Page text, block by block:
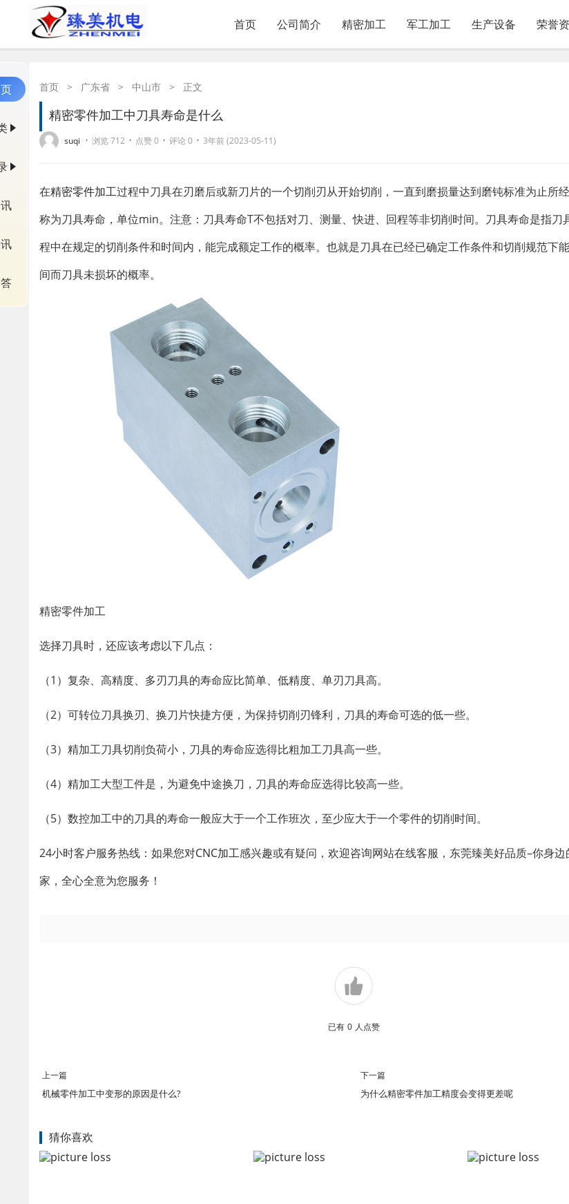
首页 公司简介 精密加工 军工加工 生产设备 荣誉
首页 > 广东省 > 中山市 > 正文
精密零件加工中刀具寿命是什么
suqi · 浏览 712 · 点赞 0 · 评论 0 · 3年前 (2023-05-11)
在精密零件加工过程中刀具在刃磨后或新刀片的一个切削刃从开始切削，一直到磨损量达到磨钝标准为止所
称为刀具寿命，单位min。注意：刀具寿命T不包括对刀、测量、快进、回程等非切削时间。刀具寿命是指刀
程中在规定的切削条件和时间内，能完成额定工作的概率。也就是刀具在已经已确定工作条件和切削规范下
间而刀具未损坏的概率。
精密零件加工
选择刀具时，还应该考虑以下几点：
（1）复杂、高精度、多刃刀具的寿命应比简单、低精度、单刃刀具高。
（2）可转位刀具换刃、换刀片快捷方便，为保持切削刃锋利，刀具的寿命可选的低一些。
（3）精加工刀具切削负荷小，刀具的寿命应选得比粗加工刀具高一些。
（4）精加工大型工件是，为避免中途换刀，刀具的寿命应选得比较高一些。
（5）数控加工中的刀具的寿命一般应大于一个工作班次，至少应大于一个零件的切削时间。
24小时客户服务热线：如果您对CNC加工感兴趣或有疑问，欢迎咨询网站在线客服，东莞臻美好品质–你身边
家，全心全意为您服务！
已有 0 人点赞
上一篇
机械零件加工中变形的原因是什么?
下一篇
为什么精密零件加工精度会变得更差呢
猜你喜欢